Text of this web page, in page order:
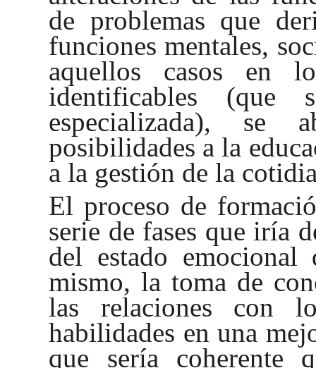
de problemas que
funciones mentales,
aquellos casos en
identificables (que
especializada),
posibilidades a la
a la gestión de la
El proceso de
serie de fases que iría
del estado
mismo, la toma de
las relaciones con
habilidades en una
que sería coherente